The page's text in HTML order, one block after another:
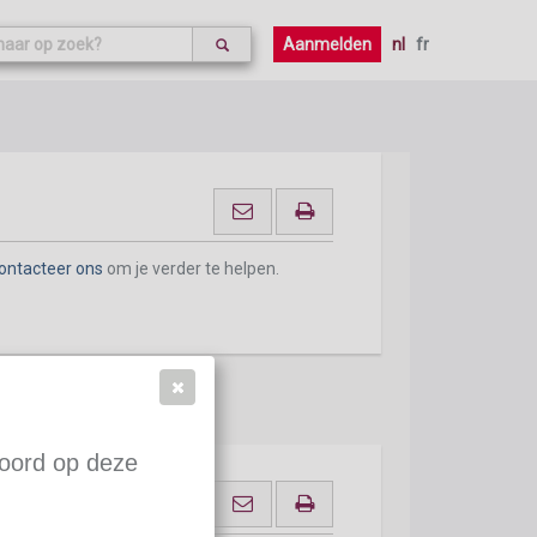
Aanmelden nl fr
ons om je verder te helpen.
op deze